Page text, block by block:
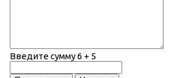
Введите сумму 6 + 5